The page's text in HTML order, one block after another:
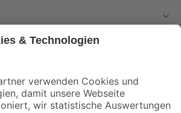
Angebote und Aktionen mehr verpassen!